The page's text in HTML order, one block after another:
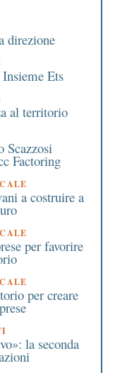
direzione
Ets
al territorio
Scazzosi
Factoring
a costruire a
per favorire
per creare
la seconda